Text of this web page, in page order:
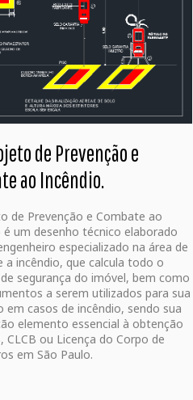
de Prevenção e
ao Incêndio.
de Prevenção e Combate ao
é um desenho técnico elaborado
especializado na área de
a incêndio, que calcula todo o
segurança do imóvel, bem como
a serem utilizados para sua
em casos de incêndio, sendo sua
elemento essencial à obtenção
CLCB ou Licença do Corpo de
em São Paulo.